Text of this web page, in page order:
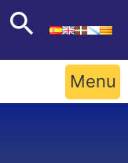
Menu